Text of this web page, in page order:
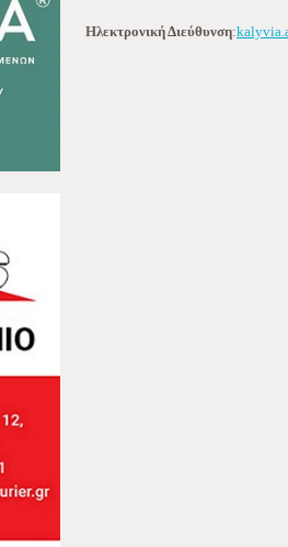
Ηλεκτρονική Διεύθυνση: